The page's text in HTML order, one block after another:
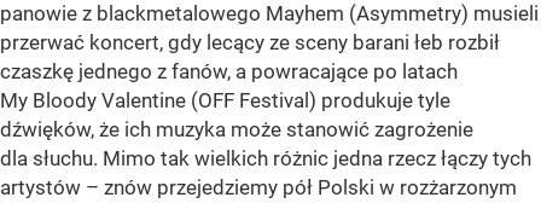
panowie z blackmetalowego Mayhem (Asymmetry) musieli
przerwać koncert, gdy lecący ze sceny barani łeb rozbił
czaszkę jednego z fanów, a powracające po latach
My Bloody Valentine (OFF Festival) produkuje tyle
dźwięków, że ich muzyka może stanowić zagrożenie
dla słuchu. Mimo tak wielkich różnic jedna rzecz łączy tych
artystów – znów przejedziemy pół Polski w rozżarzonym